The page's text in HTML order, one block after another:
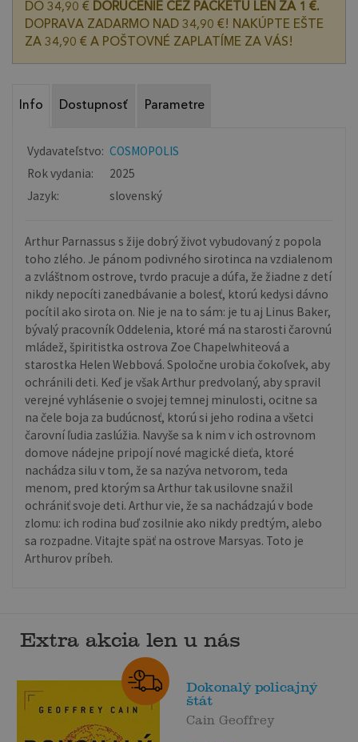
DO 34,90 € DORUČENIE CEZ PACKETU LEN ZA 1 €.
DOPRAVA ZADARMO NAD 34,90 €! NAKÚPTE EŠTE
ZA 34,90 € A POŠTOVNÉ ZAPLATÍME ZA VÁS!
Info Dostupnosť Parametre
Vydavateľstvo: COSMOPOLIS
Rok vydania:
2025
Jazyk:
slovenský
Arthur Parnassus s žije dobrý život vybudovaný z popola
toho zlého. Je pánom podivného sirotinca na vzdialenom
a zvláštnom ostrove, tvrdo pracuje a dúfa, že žiadne z detí
nikdy nepocíti zanedbávanie a bolesť, ktorú kedysi dávno
pocítil ako sirota on. Nie je na to sám: je tu aj Linus Baker,
bývalý pracovník Oddelenia, ktoré má na starosti čarovnú
mládež, špiritistka ostrova Zoe Chapelwhiteová a
starostka Helen Webbová. Spoločne urobia čokoľvek, aby
ochránili deti. Keď je však Arthur predvolaný, aby spravil
verejné vyhlásenie o svojej temnej minulosti, ocitne sa
na čele boja za budúcnosť, ktorú si jeho rodina a všetci
čarovní ľudia zaslúžia. Navyše sa k nim v ich ostrovnom
domove nádejne pripojí nové magické dieťa, ktoré
nachádza silu v tom, že sa nazýva netvorom, teda
menom, pred ktorým sa Arthur tak usilovne snažil
ochrániť svoje deti. Arthur vie, že sa nachádzajú v bode
zlomu: ich rodina buď zosilnie ako nikdy predtým, alebo
sa rozpadne. Vitajte späť na ostrove Marsyas. Toto je
Arthurov príbeh.
Extra akcia len u nás
Dokonalý policajný
štát
Cain Geoffrey